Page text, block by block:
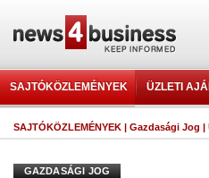
SAJTÓKÖZLEMÉNYEK ÜZLETI
SAJTÓKÖZLEMÉNYEK | Gazdasági Jog |
GAZDASÁGI JOG